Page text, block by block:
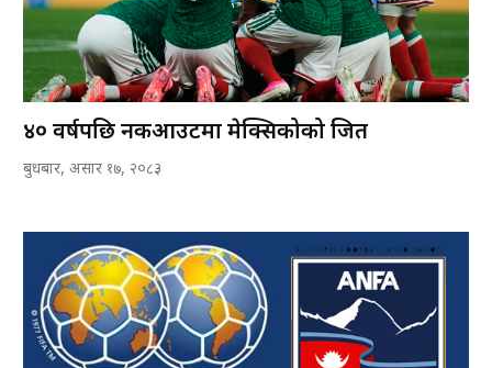
४० वर्षपछि नकआउटमा मेक्सिकोको जित
बुधबार, असार १७, २०८३